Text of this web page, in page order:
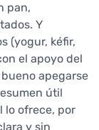
pan,
Y
(yogur, kéfir,
el apoyo del
apegarse
útil
lo ofrece, por
y sin